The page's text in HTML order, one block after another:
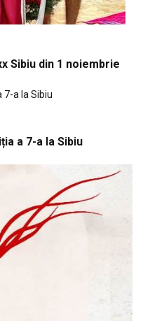
Sibiu din 1 noiembrie
a 7-a la Sibiu